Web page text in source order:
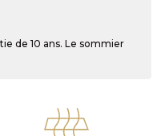
de 10 ans. Le sommier